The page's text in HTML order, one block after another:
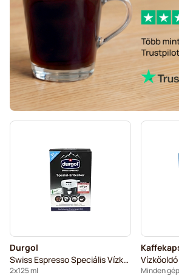
Durgol
Swiss Espresso Speciális Vízkőoldó
2x125 ml Minden